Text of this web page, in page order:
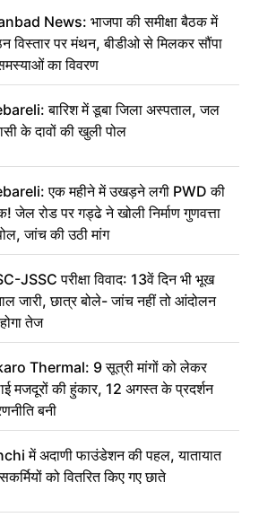
News: भाजपा की समीक्षा बैठक में
विस्तार पर मंथन, बीडीओ से मिलकर सौंपा
का विवरण
बारिश में डूबा जिला अस्पताल, जल
के दावों की खुली पोल
एक महीने में उखड़ने लगी PWD की
जेल रोड पर गड्ढे ने खोली निर्माण गुणवत्ता
जांच की उठी मांग
JSSC परीक्षा विवाद: 13वें दिन भी भूख
जारी, छात्र बोले- जांच नहीं तो आंदोलन
तेज
Thermal: 9 सूत्री मांगों को लेकर
मजदूरों की हुंकार, 12 अगस्त के प्रदर्शन
बनी
में अदाणी फाउंडेशन की पहल, यातायात
को वितरित किए गए छाते